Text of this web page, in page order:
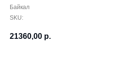
Байкал
SKU:
21360,00 р.